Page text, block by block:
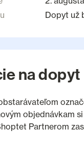
Dopyt už
na dopyt
objednávkam
Partnerom